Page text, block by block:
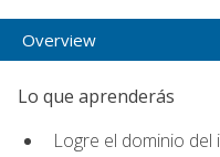
Overview
Lo que aprenderás
Logre el dominio